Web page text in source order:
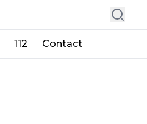
112 Contact